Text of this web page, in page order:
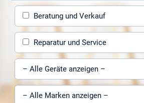
Beratung und Verkauf
Reparatur und Service
Gerät auswählen
Marke auswählen